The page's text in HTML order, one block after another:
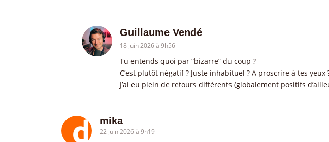
Guillaume Vendé
18 juin 2026 à 9h56
Tu entends quoi par “bizarre” du coup ?
C’est plutôt négatif ? Juste inhabituel ? A proscrire à tes yeux
J’ai eu plein de retours différents (globalement positifs
mika
22 juin 2026 à 9h19